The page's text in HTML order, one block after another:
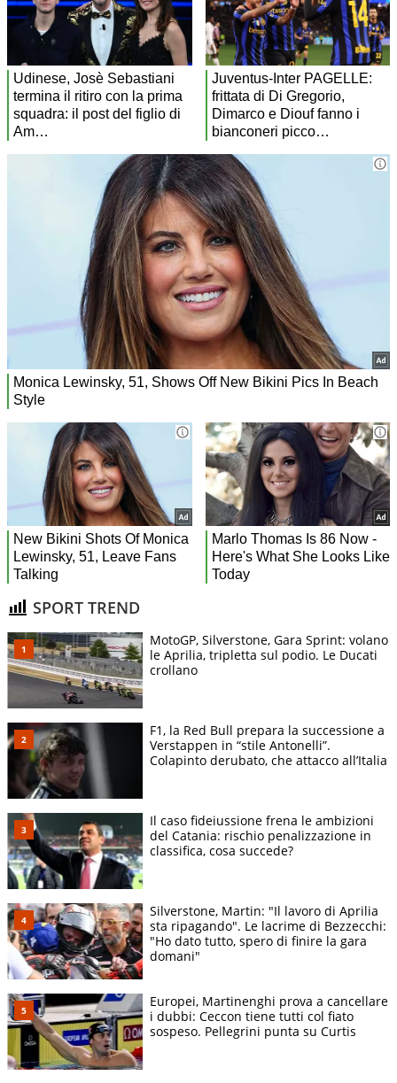
SPORT TREND
MotoGP, Silverstone, Gara Sprint: volano
le Aprilia, tripletta sul podio. Le Ducati
crollano
F1, la Red Bull prepara la successione a
Verstappen in “stile Antonelli”.
Colapinto derubato, che attacco all’Italia
Il caso fideiussione frena le ambizioni
del Catania: rischio penalizzazione in
classifica, cosa succede?
Silverstone, Martin: "Il lavoro di Aprilia
sta ripagando". Le lacrime di Bezzecchi:
"Ho dato tutto, spero di finire la gara
domani"
Europei, Martinenghi prova a cancellare
i dubbi: Ceccon tiene tutti col fiato
sospeso. Pellegrini punta su Curtis